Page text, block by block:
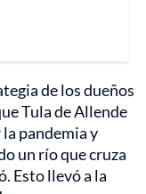
de los dueños
Tula de Allende
pandemia y
un río que cruza
Esto llevó a la